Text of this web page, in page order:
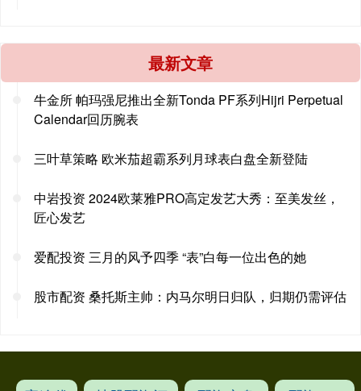
最新文章
牛金所 帕玛强尼推出全新Tonda PF系列Hijri Perpetual
Calendar回历腕表
三叶草策略 欧米茄超霸系列月球表白盘全新登陆
中岩投资 2024欧莱雅PRO高定发艺大秀：至美发丝，
匠心发艺
爱配投资 三月的风予四季 “表”白每一位出色的她
股市配资 桑托斯主帅：内马尔明日归队，归期仍需评估